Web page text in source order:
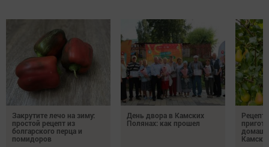
Закрутите лечо на зиму:
простой рецепт из
болгарского перца и
помидоров
День двора в Камских
Полянах: как прошел